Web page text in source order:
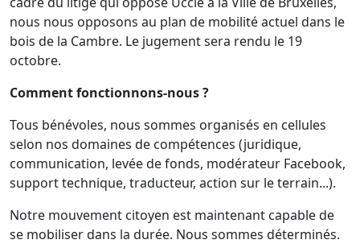
nous nous opposons au plan de mobilité actuel dans le
bois de la Cambre. Le jugement sera rendu le 19
octobre.
Comment fonctionnons-nous ?
Tous bénévoles, nous sommes organisés en cellules
selon nos domaines de compétences (juridique,
communication, levée de fonds, modérateur Facebook,
support technique, traducteur, action sur le terrain...).
Notre mouvement citoyen est maintenant capable de
se mobiliser dans la durée. Nous sommes déterminés.